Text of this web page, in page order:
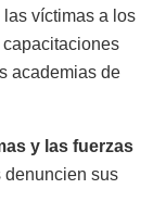
víctimas a los
academias de
y las fuerzas
denuncien sus